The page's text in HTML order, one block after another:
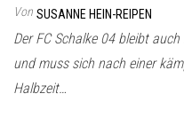
Von SUSANNE HEIN-REIPEN
Der FC Schalke 04 bleibt
und muss sich nach einer
Halbzeit…